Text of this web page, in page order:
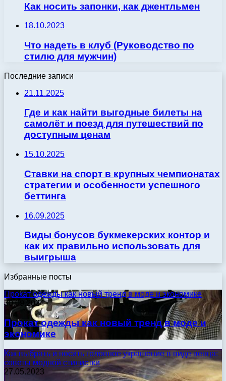
Как носить запонки, как джентльмен
18.10.2023
Что надеть в клуб (Руководство по
стилю для мужчин)
Последние записи
21.11.2025
Где и как найти выгодные билеты на
самолёт и поезд для путешествий по
доступным ценам
15.10.2025
Ставки на спорт в крупных чемпионатах
стратегии и особенности успешного
беттинга
16.09.2025
Виды бонусов букмекерских контор и
как их правильно использовать для
выигрыша
Избранные посты
Прокат одежды как новый тренд в моде и экономике
30.09.2024
Прокат одежды как новый тренд в моде и
экономике
Как выбрать и носить головное украшение в виде венца:
советы модной стилистки
27.05.2023